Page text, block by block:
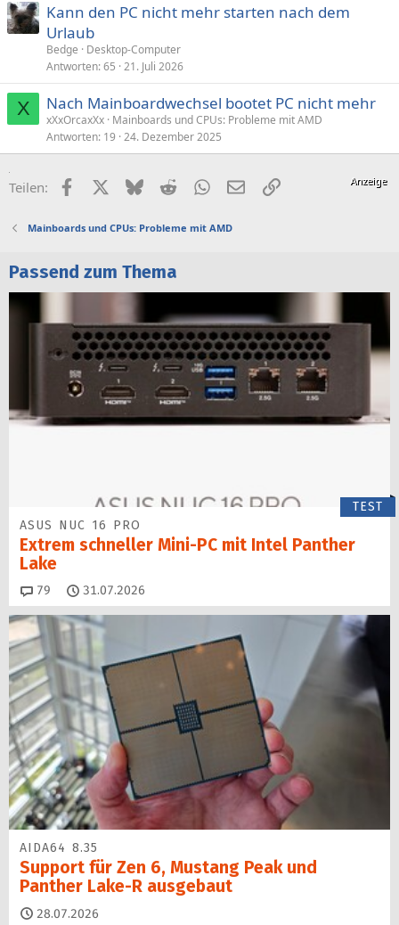
Kann den PC nicht mehr starten nach dem
Urlaub
Bedge
Desktop-Computer
Antworten 65 21. Juli 2026
X Nach Mainboardwechsel bootet PC nicht mehr
xXxOrcaxXx Mainboards und CPUs: Probleme mit AMD
Antworten 19 24. Dezember 2025
Teilen: FacebookX (Twitter)
BlueskyRedditWhatsApp
E-MailLink
Mainboards und CPUs: Probleme mit AMD
Passend zum Thema
TEST
ASUS NUC 16 PRO
Extrem schneller Mini-PC mit Intel Panther
Lake
79 Kommentare
31.07.2026
AIDA64 8.35
Support für Zen 6, Mustang Peak und
Panther Lake-R ausgebaut
28.07.2026